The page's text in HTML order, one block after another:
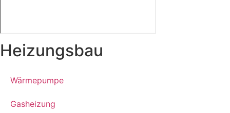
Heizungsbau
Wärmepumpe
Gasheizung